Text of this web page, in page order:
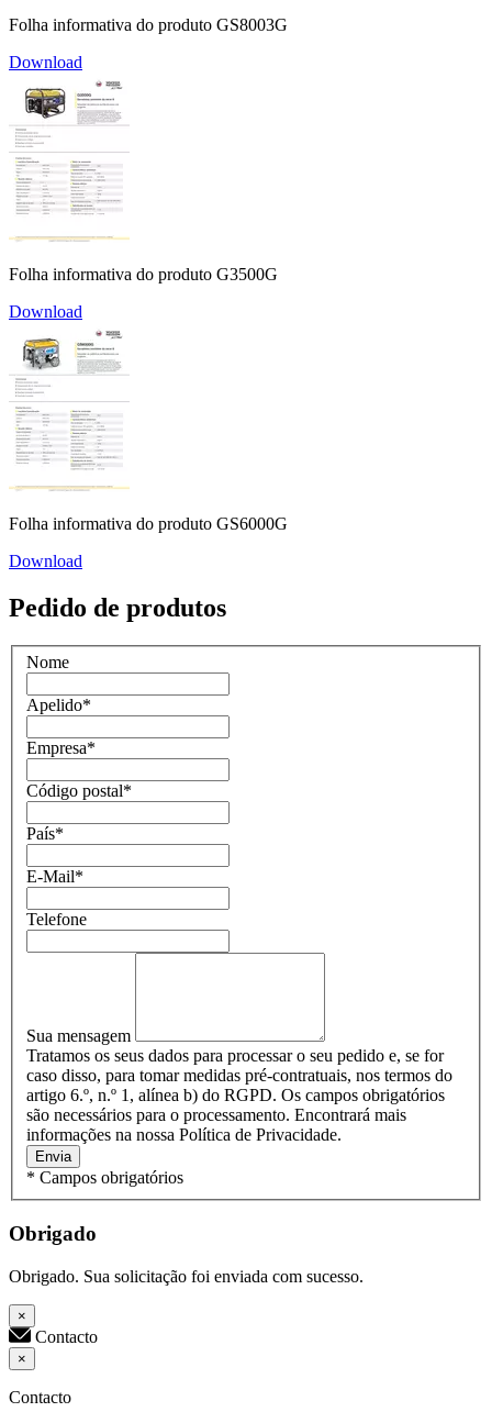
Folha informativa do produto GS8003G
Download
Folha informativa do produto G3500G
Download
Folha informativa do produto GS6000G
Download
Pedido de produtos
Nome
Apelido*
Empresa*
Código postal*
País*
E-Mail*
Telefone
Sua mensagem
Tratamos os seus dados para processar o seu pedido e, se for
caso disso, para tomar medidas pré-contratuais, nos termos do
artigo 6.º, n.º 1, alínea b) do RGPD. Os campos obrigatórios
são necessários para o processamento. Encontrará mais
informações na nossa Política de Privacidade.
Envia
* Campos obrigatórios
Obrigado
Obrigado. Sua solicitação foi enviada com sucesso.
×
Contacto
×
Contacto